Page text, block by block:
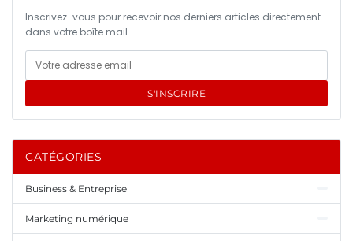
Inscrivez-vous pour recevoir nos derniers articles directement
dans votre boîte mail.
S'INSCRIRE
CATÉGORIES
Business & Entreprise
Marketing numérique